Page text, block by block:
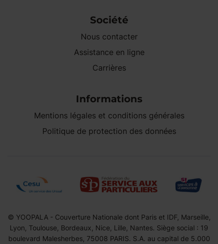
Société
Nous contacter
Assistance en ligne
Carrières
Informations
Mentions légales et conditions générales
Politique de protection des données
© YOOPALA - Couverture Nationale dont Paris et IDF, Marseille,
Lyon, Toulouse, Bordeaux, Nice, Lille, Nantes. Siège social : 19
boulevard Malesherbes, 75008 PARIS. S.A. au capital de 5.000